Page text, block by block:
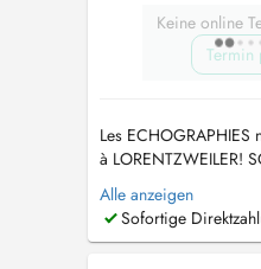
Keine online
Termin
Les ECHOGRAPHIES
à LORENTZWEILER!
werden NUR in
ULTRASOUNDS are
LORENTZWEILER!
Alle anzeigen
Sofortige